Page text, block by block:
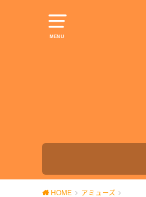
MENU
HOME アミューズ